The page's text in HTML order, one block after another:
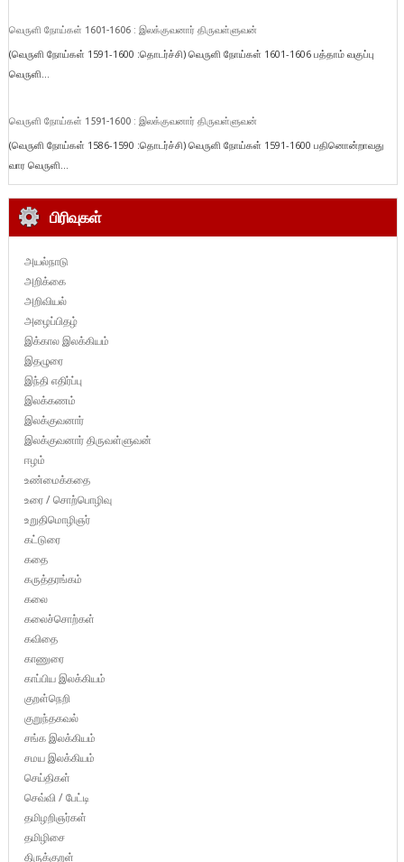
வெருளி நோய்கள் 1601-1606 : இலக்குவனார் திருவள்ளுவன்
(வெருளி நோய்கள் 1591-1600 :தொடர்ச்சி) வெருளி நோய்கள் 1601-1606 பத்தாம் வகுப்பு
வெருளி...
வெருளி நோய்கள் 1591-1600 : இலக்குவனார் திருவள்ளுவன்
(வெருளி நோய்கள் 1586-1590 :தொடர்ச்சி) வெருளி நோய்கள் 1591-1600 பதினொன்றாவது
வார வெருளி...
பிரிவுகள்
அயல்நாடு
அறிக்கை
அறிவியல்
அழைப்பிதழ்
இக்கால இலக்கியம்
இதழுரை
இந்தி எதிர்ப்பு
இலக்கணம்
இலக்குவனார்
இலக்குவனார் திருவள்ளுவன்
ஈழம்
உண்மைக்கதை
உரை / சொற்பொழிவு
உறுதிமொழிஞர்
கட்டுரை
கதை
கருத்தரங்கம்
கலை
கலைச்சொற்கள்
கவிதை
காணுரை
காப்பிய இலக்கியம்
குறள்நெறி
குறுந்தகவல்
சங்க இலக்கியம்
சமய இலக்கியம்
செய்திகள்
செவ்வி / பேட்டி
தமிழறிஞர்கள்
தமிழிசை
திருக்குறள்